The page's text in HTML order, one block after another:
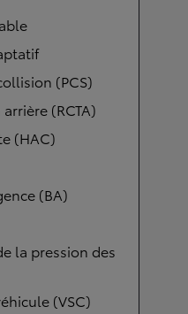
(PCS)
(RCTA)
(HAC)
(BA)
la pression des
(VSC)